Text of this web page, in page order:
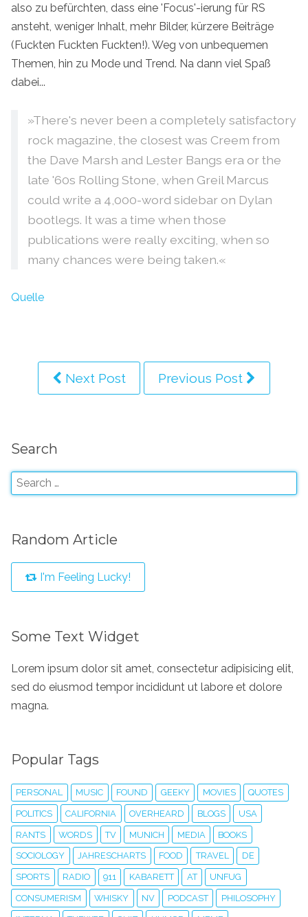
also zu befürchten, dass eine 'Focus'-ierung für RS
ansteht, weniger Inhalt, mehr Bilder, kürzere Beiträge
(Fuckten Fuckten Fuckten!). Weg von unbequemen
Themen, hin zu Mode und Trend. Na dann viel Spaß
dabei...
»There's never been a completely satisfactory
rock magazine, the closest was Creem from
the Dave Marsh and Lester Bangs era or the
late '60s Rolling Stone, when Greil Marcus
could write a 4,000-word sidebar on Dylan
bootlegs. It was a time when those
publications were really exciting, when so
many chances were being taken.«
Quelle
Next Post Previous Post
Search
Random Article
I'm Feeling Lucky!
Some Text Widget
Lorem ipsum dolor sit amet, consectetur adipisicing elit,
sed do eiusmod tempor incididunt ut labore et dolore
magna.
Popular Tags
PERSONAL MUSIC FOUND GEEKY MOVIES QUOTES
POLITICS CALIFORNIA OVERHEARD BLOGS USA
RANTS WORDS TV MUNICH MEDIA BOOKS
SOCIOLOGY JAHRESCHARTS FOOD TRAVEL DE
SPORTS RADIO 911 KABARETT AT UNFUG
CONSUMERISM WHISKY NV PODCAST PHILOSOPHY